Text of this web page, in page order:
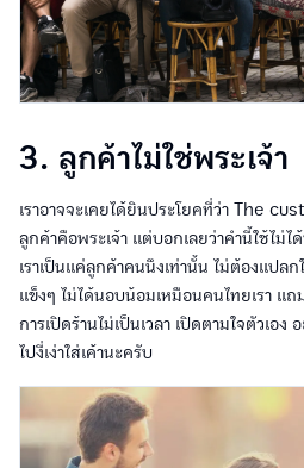
3. ลูกค้าไม่ใช่พระเจ้า
เราอาจจะเคยได้ยินประโยคที่ว่า The
ลูกค้าคือพระเจ้า แต่บอกเลยว่าคำนี้ใช้ไม่ไ
เราเป็นแค่ลูกค้าคนนึงเท่านั้น ไม่ต้องแปลก
แข็งๆ ไม่ได้นอบน้อมเหมือนคนไทยเรา แถ
การเปิดร้านไม่เป็นเวลา เปิดตามใจตัวเอง
ไปงี่เง่าใส่เค้านะครับ